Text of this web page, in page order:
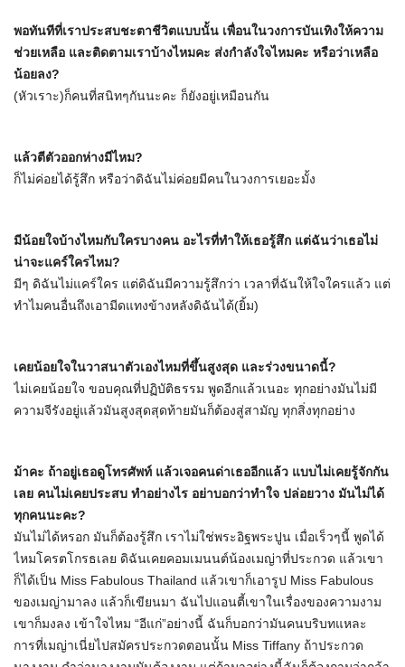
พอทันทีที่เราประสบชะตาชีวิตแบบนั้น เพื่อนในวงการบันเทิงให้ความ
ช่วยเหลือ และติดตามเราบ้างไหมคะ ส่งกำลังใจไหมคะ หรือว่าเหลือ
น้อยลง?
(หัวเราะ)ก็คนที่สนิทๆกันนะคะ ก็ยังอยู่เหมือนกัน
แล้วตีตัวออกห่างมีไหม?
ก็ไม่ค่อยได้รู้สึก หรือว่าดิฉันไม่ค่อยมีคนในวงการเยอะมั้ง
มีน้อยใจบ้างไหมกับใครบางคน อะไรที่ทำให้เธอรู้สึก แต่ฉันว่าเธอไม่
น่าจะแคร์ใครไหม?
มีๆ ดิฉันไม่แคร์ใคร แต่ดิฉันมีความรู้สึกว่า เวลาที่ฉันให้ใจใครแล้ว แต่
ทำไมคนอื่นถึงเอามีดแทงข้างหลังดิฉันได้(ยิ้ม)
เคยน้อยใจในวาสนาตัวเองไหมที่ขึ้นสูงสุด และร่วงขนาดนี้?
ไม่เคยน้อยใจ ขอบคุณที่ปฏิบัติธรรม พูดอีกแล้วเนอะ ทุกอย่างมันไม่มี
ความจีรังอยู่แล้วมันสูงสุดสุดท้ายมันก็ต้องสู่สามัญ ทุกสิ่งทุกอย่าง
ม้าคะ ถ้าอยู่เธอดูโทรศัพท์ แล้วเจอคนด่าเธออีกแล้ว แบบไม่เคยรู้จักกัน
เลย คนไม่เคยประสบ ทำอย่างไร อย่าบอกว่าทำใจ ปล่อยวาง มันไม่ได้
ทุกคนนะคะ?
มันไม่ได้หรอก มันก็ต้องรู้สึก เราไม่ใช่พระอิฐพระปูน เมื่อเร็วๆนี้ พูดได้
ไหมโครตโกรธเลย ดิฉันเคยคอมเมนนต์น้องเมญ่าที่ประกวด แล้วเขา
ก็ได้เป็น Miss Fabulous Thailand แล้วเขาก็เอารูป Miss Fabulous
ของเมญ่ามาลง แล้วก็เขียนมา ฉันไปแอนตี้เขาในเรื่องของความงาม
เขาก็มงลง เข้าใจไหม “อีแก่”อย่างนี้ ฉันก็บอกว่ามันคนบริบทแหละ
การที่เมญ่าเนี่ยไปสมัครประกวดตอนนั้น Miss Tiffany ถ้าประกวด